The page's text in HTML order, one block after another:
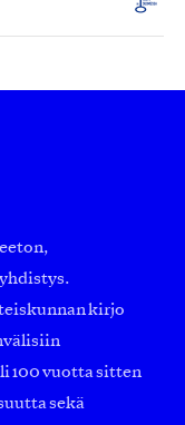
kirjo
100 vuotta sitten
sekä